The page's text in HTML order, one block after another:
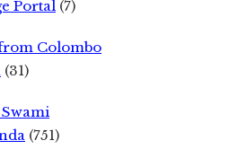
Portal (7)
Colombo
(31)
(751)